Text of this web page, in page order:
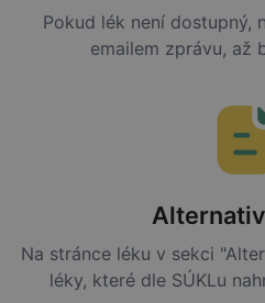
Pokud lék není dostupný,
emailem zprávu, až
Na stránce léku v sekci
léky, které dle SÚKLu